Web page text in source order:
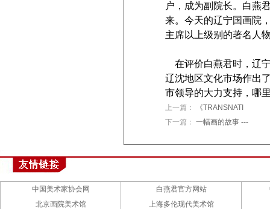
户，成为副院长。白燕
来。今天的辽宁国画院
主席以上级别的著名人
在评价白燕君时，辽
辽沈地区文化市场作出
市领导的大力支持，哪
上一篇：
《TRANSNATI
下一篇： 一幅画的故事 ---
中国美术家协会网 白燕君官方网站
北京画院美术馆
上海多伦现代美术馆